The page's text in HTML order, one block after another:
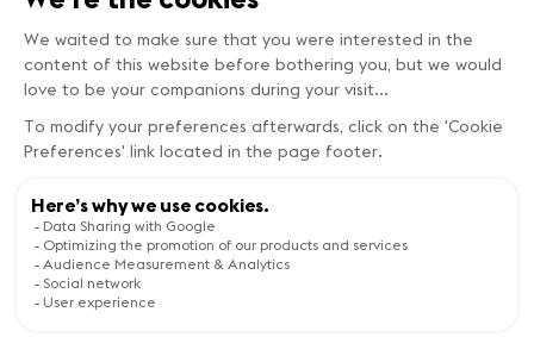
Nachhaltigkeit
Copyright © Genève Tourisme